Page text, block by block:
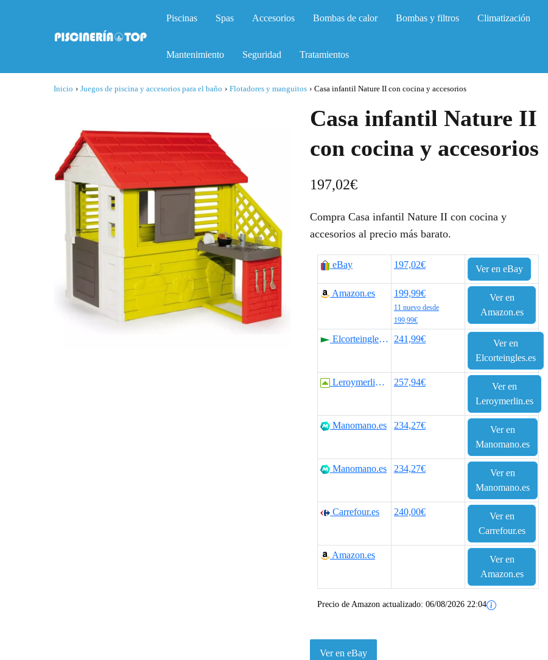
Piscinas Spas Accesorios Bombas de calor Bombas y filtros Climatización
Mantenimiento Seguridad Tratamientos
Inicio › Juegos de piscina y accesorios para el baño › Flotadores y manguitos › Casa infantil Nature II con cocina y accesorios
Casa infantil Nature II
con cocina y accesorios
197,02€
Compra Casa infantil Nature II con cocina y
accesorios al precio más barato.
eBay 197,02€ Ver en eBay
Amazon.es 199,99€
11 nuevo desde
199,99€
Ver en
Amazon.es
Elcorteingles.es 241,99€
Ver en
Elcorteingles.es
Leroymerlin.es 257,94€
Ver en
Leroymerlin.es
Manomano.es 234,27€
Ver en
Manomano.es
Manomano.es 234,27€
Ver en
Manomano.es
Carrefour.es 240,00€
Ver en
Carrefour.es
Amazon.es
Ver en
Amazon.es
Precio de Amazon actualizado: 06/08/2026 22:04
Ver en eBay